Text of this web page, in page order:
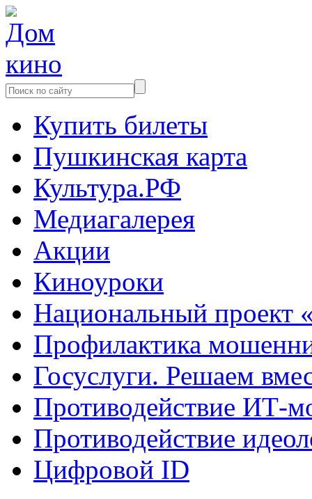
Купить билеты
Пушкинская карта
Культура.РФ
Медиагалерея
Акции
Киноуроки
Национальный проект
Профилактика
Госуслуги. Решаем
Противодействие ИТ-
Противодействие
Цифровой ID